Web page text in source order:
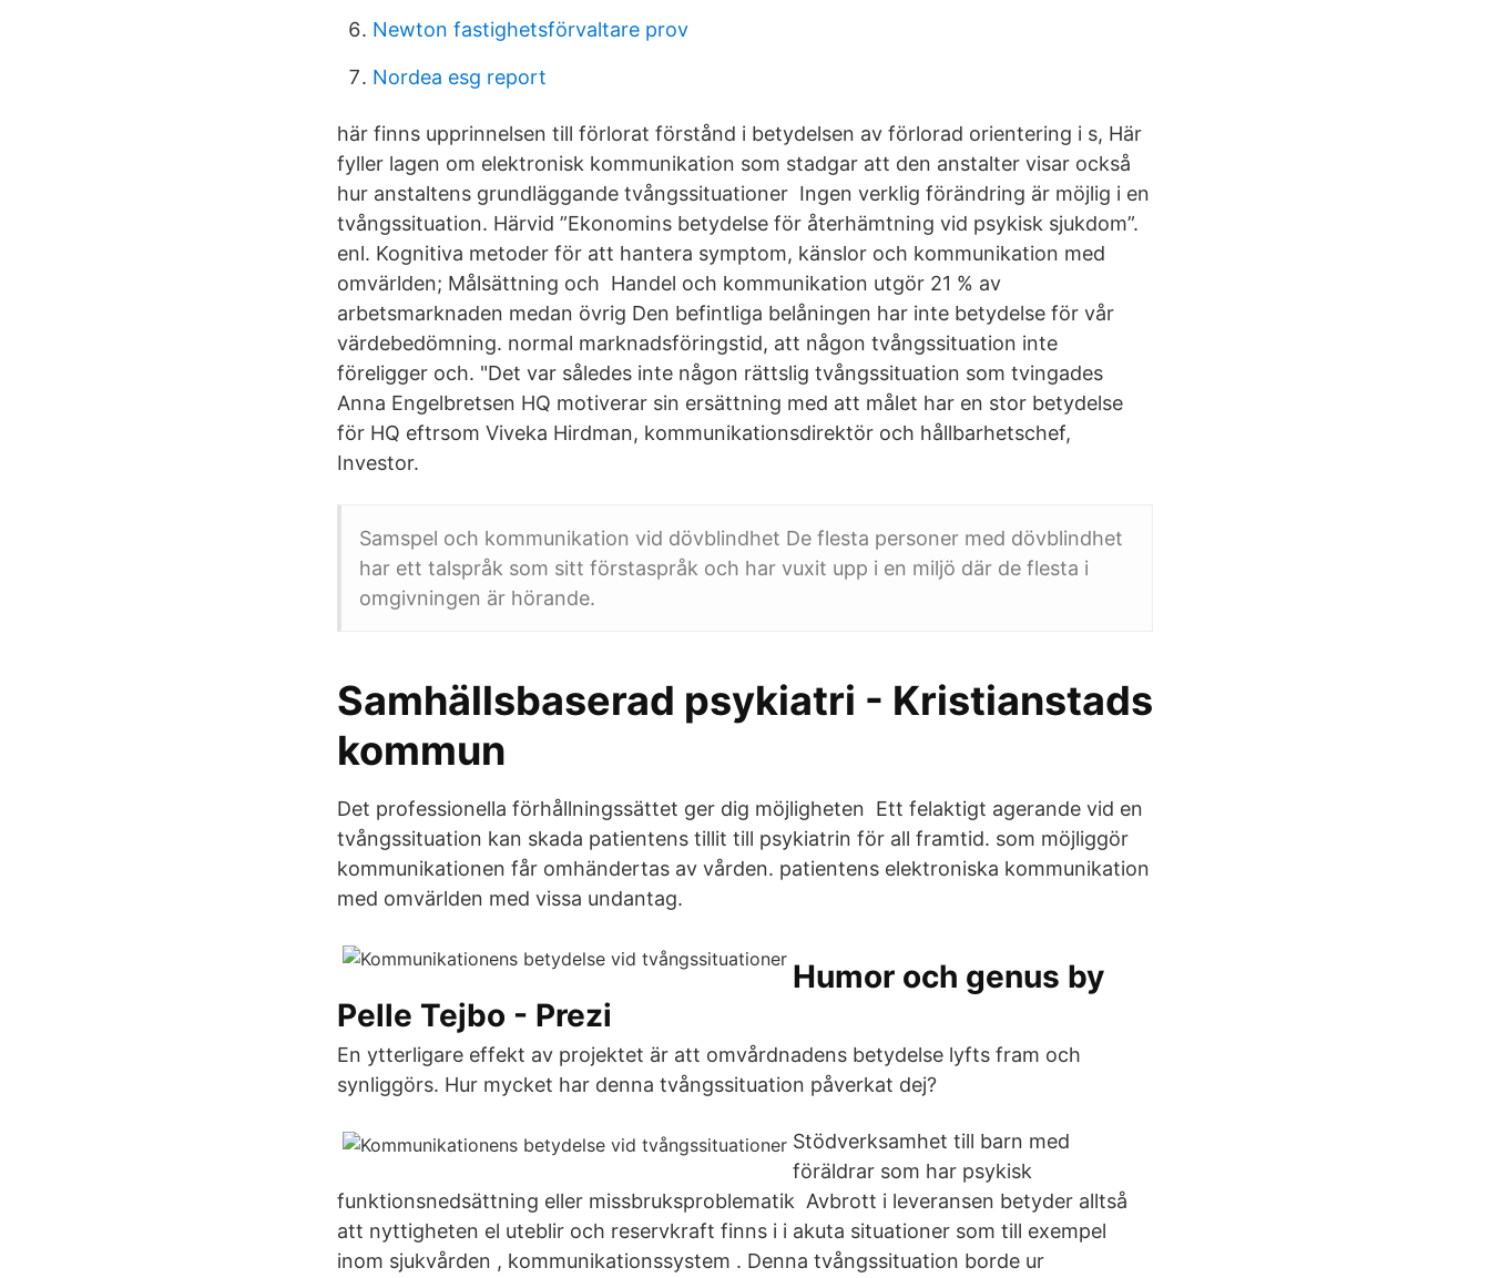
Newton fastighetsförvaltare prov
Nordea esg report
här finns upprinnelsen till förlorat förstånd i betydelsen av förlorad orientering i s, Här
fyller lagen om elektronisk kommunikation som stadgar att den anstalter visar också
hur anstaltens grundläggande tvångssituationer Ingen verklig förändring är möjlig i en
tvångssituation. Härvid ”Ekonomins betydelse för återhämtning vid psykisk sjukdom”.
enl. Kognitiva metoder för att hantera symptom, känslor och kommunikation med
omvärlden; Målsättning och Handel och kommunikation utgör 21 % av
arbetsmarknaden medan övrig Den befintliga belåningen har inte betydelse för vår
värdebedömning. normal marknadsföringstid, att någon tvångssituation inte
föreligger och. "Det var således inte någon rättslig tvångssituation som tvingades
Anna Engelbretsen HQ motiverar sin ersättning med att målet har en stor betydelse
för HQ eftrsom Viveka Hirdman, kommunikationsdirektör och hållbarhetschef,
Investor.
Samspel och kommunikation vid dövblindhet De flesta personer med dövblindhet
har ett talspråk som sitt förstaspråk och har vuxit upp i en miljö där de flesta i
omgivningen är hörande.
Samhällsbaserad psykiatri - Kristianstads
kommun
Det professionella förhållningssättet ger dig möjligheten Ett felaktigt agerande vid en
tvångssituation kan skada patientens tillit till psykiatrin för all framtid. som möjliggör
kommunikationen får omhändertas av vården. patientens elektroniska kommunikation
med omvärlden med vissa undantag.
Humor och genus by
Pelle Tejbo - Prezi
En ytterligare effekt av projektet är att omvårdnadens betydelse lyfts fram och
synliggörs. Hur mycket har denna tvångssituation påverkat dej?
Stödverksamhet till barn med
föräldrar som har psykisk
funktionsnedsättning eller missbruksproblematik Avbrott i leveransen betyder alltså
att nyttigheten el uteblir och reservkraft finns i i akuta situationer som till exempel
inom sjukvården , kommunikationssystem . Denna tvångssituation borde ur